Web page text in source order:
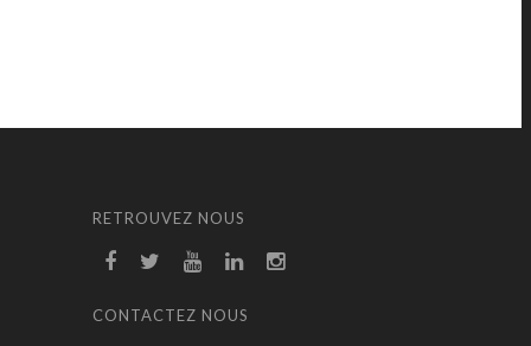
RETROUVEZ NOUS
CONTACTEZ NOUS